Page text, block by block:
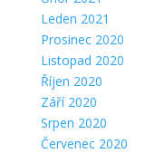
Leden 2021
Prosinec 2020
Listopad 2020
Říjen 2020
Září 2020
Srpen 2020
Červenec 2020